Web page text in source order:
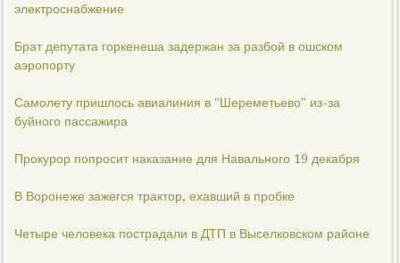
электроснабжение
Брат депутата горкенеша задержан за разбой в ошском
аэропорту
Самолету пришлось авиалиния в "Шереметьево" из-за
буйного пассажира
Прокурор попросит наказание для Навального 19 декабря
В Воронеже зажегся трактор, ехавший в пробке
Четыре человека пострадали в ДТП в Выселковском районе